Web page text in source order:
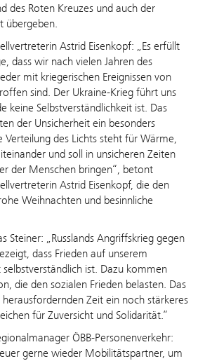
des Roten Kreuzes und auch der
übergeben.
Astrid Eisenkopf: „Es erfüllt
dass wir nach vielen Jahren des
mit kriegerischen Ereignissen von
sind. Der Ukraine-Krieg führt uns
keine Selbstverständlichkeit ist. Das
der Unsicherheit ein besonders
Verteilung des Lichts steht für Wärme,
und soll in unsicheren Zeiten
der Menschen bringen“, betont
Astrid Eisenkopf, die den
Weihnachten und besinnliche
Steiner: „Russlands Angriffskrieg gegen
dass Frieden auf unserem
ist. Dazu kommen
die den sozialen Frieden belasten. Das
herausfordernden Zeit ein noch stärkeres
für Zuversicht und Solidarität.“
ÖBB-Personenverkehr:
gerne wieder Mobilitätspartner, um